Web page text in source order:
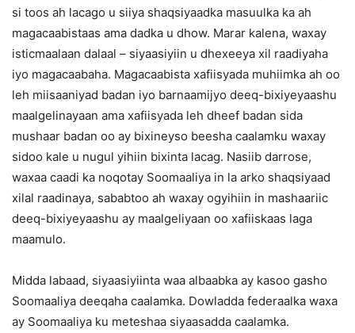
si toos ah lacago u siiya shaqsiyaadka masuulka ka ah
magacaabistaas ama dadka u dhow. Marar kalena, waxay
isticmaalaan dalaal – siyaasiyiin u dhexeeya xil raadiyaha
iyo magacaabaha. Magacaabista xafiisyada muhiimka ah oo
leh miisaaniyad badan iyo barnaamijyo deeq-bixiyeyaashu
maalgelinayaan ama xafiisyada leh dheef badan sida
mushaar badan oo ay bixineyso beesha caalamku waxay
sidoo kale u nugul yihiin bixinta lacag. Nasiib darrose,
waxaa caadi ka noqotay Soomaaliya in la arko shaqsiyaad
xilal raadinaya, sababtoo ah waxay ogyihiin in mashaariic
deeq-bixiyeyaashu ay maalgeliyaan oo xafiiskaas laga
maamulo.
Midda labaad, siyaasiyiinta waa albaabka ay kasoo gasho
Soomaaliya deeqaha caalamka. Dowladda federaalka waxa
ay Soomaaliya ku meteshaa siyaasadda caalamka.